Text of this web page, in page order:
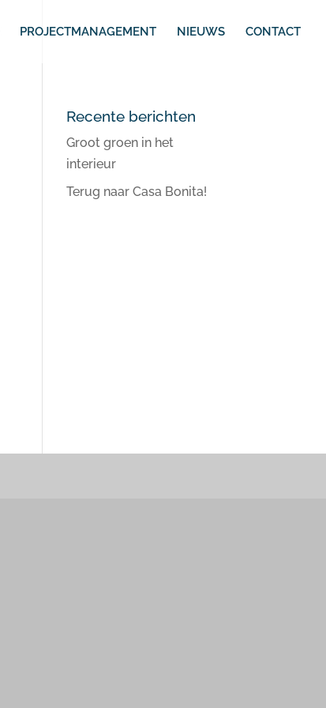
PROJECTMANAGEMENT NIEUWS CONTACT
Recente berichten
Groot groen in het
interieur
Terug naar Casa Bonita!